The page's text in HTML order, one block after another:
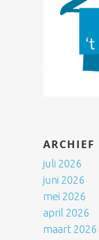
ARCHIEF
juli 2026
juni 2026
mei 2026
april 2026
maart 2026